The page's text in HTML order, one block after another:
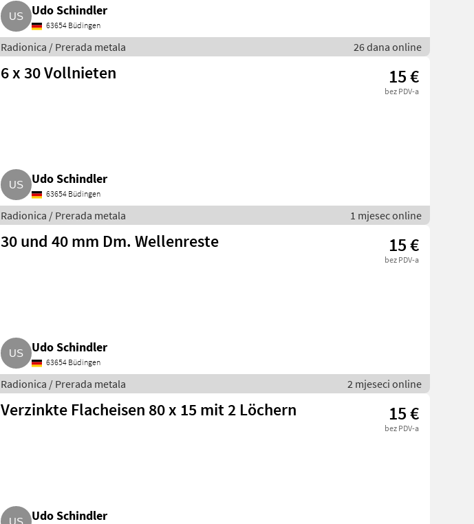
Udo Schindler
63654 Büdingen
Radionica / Prerada metala 26 dana online
6 x 30 Vollnieten 15 €
bez PDV-a
Udo Schindler
63654 Büdingen
Radionica / Prerada metala 1 mjesec online
30 und 40 mm Dm. Wellenreste 15 €
bez PDV-a
Udo Schindler
63654 Büdingen
Radionica / Prerada metala 2 mjeseci online
Verzinkte Flacheisen 80 x 15 mit 2 Löchern 15 €
bez PDV-a
Udo Schindler